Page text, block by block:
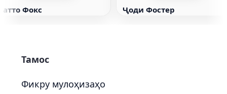
Фокс Ҷоди Фостер
Тамос
Фикру мулоҳизаҳо